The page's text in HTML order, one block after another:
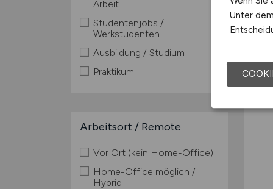
Arbeit
Studentenjobs /
Werkstudenten
Ausbildung / Studium
Praktikum
Arbeitsort / Remote
Vor Ort (kein Home-Office)
Home-Office möglich /
Hybrid
Unter